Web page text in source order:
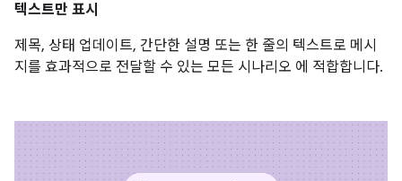
텍스트만 표시
제목, 상태 업데이트, 간단한 설명 또는 한 줄의 텍스트로 메시
지를 효과적으로 전달할 수 있는 모든 시나리오 에 적합합니다.